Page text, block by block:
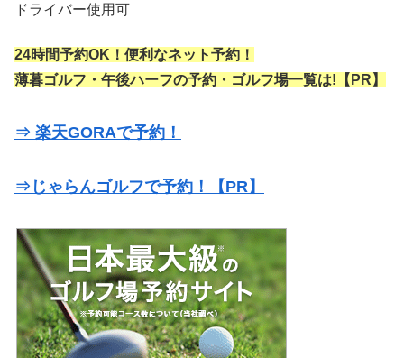
ドライバー使用可
24時間予約OK！便利なネット予約！
薄暮ゴルフ・午後ハーフの予約・ゴルフ場一覧は!【PR】
⇒ 楽天GORAで予約！
⇒じゃらんゴルフで予約！【PR】